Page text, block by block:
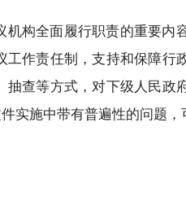
构全面履行职责的重要内
作责任制，支持和保障行
查等方式，对下级人民政
实施中带有普遍性的问题，